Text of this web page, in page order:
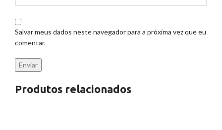
Salvar meus dados neste navegador para a próxima vez que eu
comentar.
Produtos relacionados